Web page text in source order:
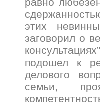
этих
заговорил о
подошел к
делового
семьи,